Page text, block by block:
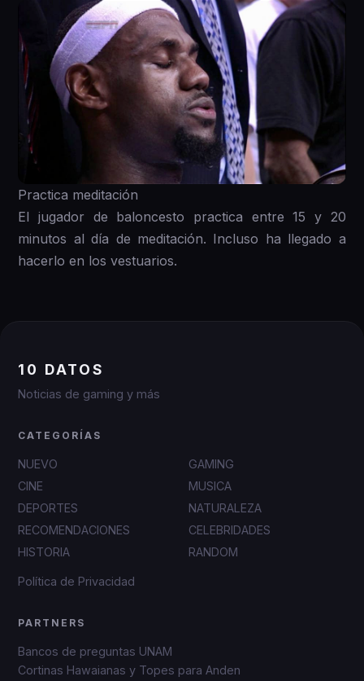
Practica meditación
El jugador de baloncesto practica entre 15 y 20
minutos al día de meditación. Incluso ha llegado a
hacerlo en los vestuarios.
10 DATOS
Noticias de gaming y más
CATEGORÍAS
NUEVO
GAMING
CINE
MUSICA
DEPORTES
NATURALEZA
RECOMENDACIONES
CELEBRIDADES
HISTORIA
RANDOM
Política de Privacidad
PARTNERS
Bancos de preguntas UNAM
Cortinas Hawaianas y Topes para Anden